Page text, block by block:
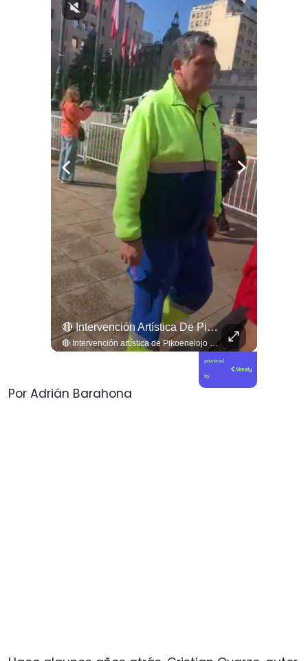
🔴 Intervención Artística De Pikoenelojo Stencil
🔴 Intervención artística de Pikoenelojo Stencil
powered
by
Por Adrián Barahona